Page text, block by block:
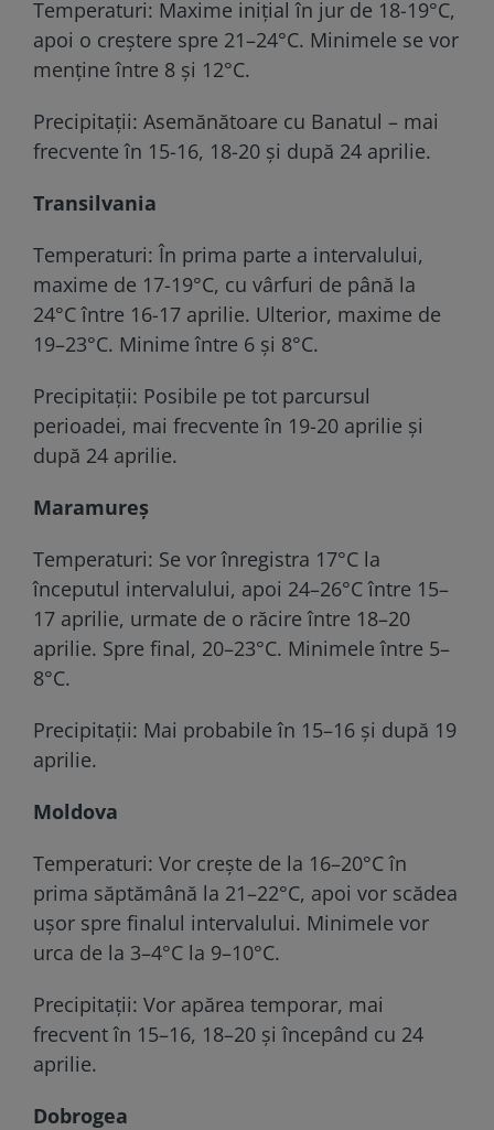
Temperaturi: Maxime inițial în jur de 18-19°C,
apoi o creștere spre 21–24°C. Minimele se vor
menține între 8 și 12°C.
Precipitații: Asemănătoare cu Banatul – mai
frecvente în 15-16, 18-20 și după 24 aprilie.
Transilvania
Temperaturi: În prima parte a intervalului,
maxime de 17-19°C, cu vârfuri de până la
24°C între 16-17 aprilie. Ulterior, maxime de
19–23°C. Minime între 6 și 8°C.
Precipitații: Posibile pe tot parcursul
perioadei, mai frecvente în 19-20 aprilie și
după 24 aprilie.
Maramureș
Temperaturi: Se vor înregistra 17°C la
începutul intervalului, apoi 24–26°C între 15–
17 aprilie, urmate de o răcire între 18–20
aprilie. Spre final, 20–23°C. Minimele între 5–
8°C.
Precipitații: Mai probabile în 15–16 și după 19
aprilie.
Moldova
Temperaturi: Vor crește de la 16–20°C în
prima săptămână la 21–22°C, apoi vor scădea
ușor spre finalul intervalului. Minimele vor
urca de la 3–4°C la 9–10°C.
Precipitații: Vor apărea temporar, mai
frecvent în 15–16, 18–20 și începând cu 24
aprilie.
Dobrogea